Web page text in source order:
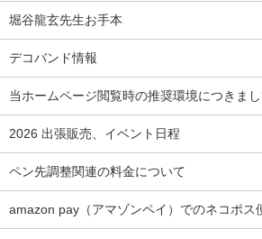
堀谷龍玄先生お手本
デコバンド情報
当ホームページ閲覧時の推奨環境につきま
2026 出張販売、イベント日程
ペン先調整関連の料金について
amazon pay（アマゾンペイ）でのネコポス